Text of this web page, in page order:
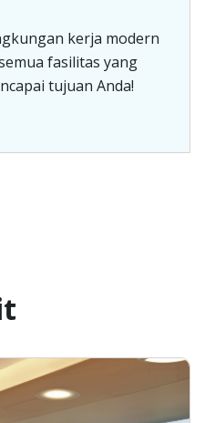
kerja modern
fasilitas yang
tujuan Anda!